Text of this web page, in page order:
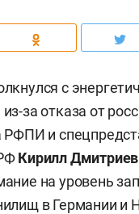
с
за отказа от
РФПИ и
Кирилл Дмитриев
на уровень
в Германии и